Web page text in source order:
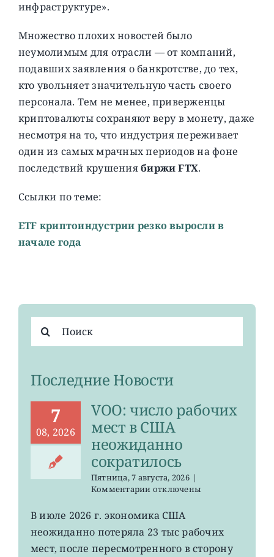
инфраструктуре».
Множество плохих новостей было
неумолимым для отрасли — от компаний,
подавших заявления о банкротстве, до тех,
кто увольняет значительную часть своего
персонала. Тем не менее, приверженцы
криптовалюты сохраняют веру в монету, даже
несмотря на то, что индустрия переживает
один из самых мрачных периодов на фоне
последствий крушениябиржи FTX.
Ссылки по теме:
ETF криптоиндустрии резко выросли в
начале года
поиска:
Последние Новости
7
08, 2026
VOO: число рабочих
мест в США
неожиданно
сократилось
Пятница, 7 августа, 2026 |
Комментариик
VOO:
рабочих
мест
отключены
В июле 2026 г. экономика США
неожиданно потеряла 23 тыс рабочих
мест, после пересмотренного в сторону